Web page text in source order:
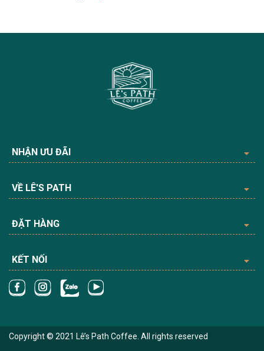
NHẬN ƯU ĐÃI
VỀ LÊ'S PATH
ĐẶT HÀNG
KẾT NỐI
Copyright © 2021 Lê’s Path Coffee. All rights reserved